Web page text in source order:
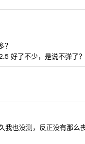
好了不少，是说不弹了？
我也没测，反正没有那么